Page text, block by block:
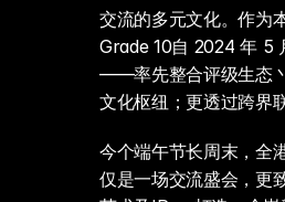
交流的多元文化。作为
Grade 10自 2024 年 5
——率先整合评级生态
文化枢纽；更透过跨界
今个端午节长周末，全
仅是一场交流盛会，更